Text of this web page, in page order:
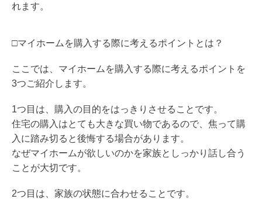
れます。
□マイホームを購入する際に考えるポイントとは？
ここでは、マイホームを購入する際に考えるポイントを
3つご紹介します。
1つ目は、購入の目的をはっきりさせることです。
住宅の購入はとても大きな買い物であるので、焦って購
入に踏み切ると後悔する場合があります。
なぜマイホームが欲しいのかを家族としっかり話し合う
ことが大切です。
2つ目は、家族の状態に合わせることです。